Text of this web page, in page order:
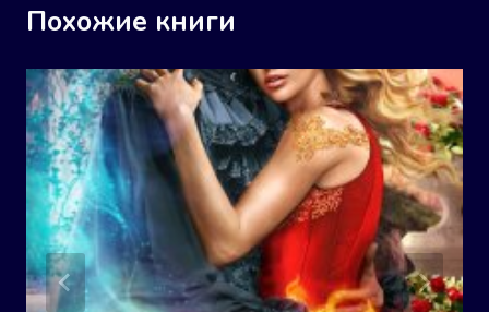
Похожие книги